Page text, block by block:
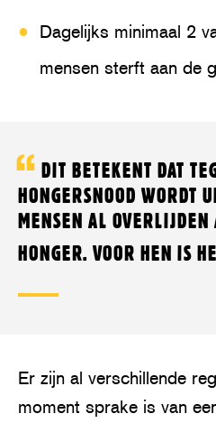
Dagelijks minimaal 2
mensen sterft aan de
DIT BETEKENT DAT
HONGERSNOOD WORDT
MENSEN AL OVERLIJDEN
HONGER. VOOR HEN IS
Er zijn al verschillende
moment sprake is van